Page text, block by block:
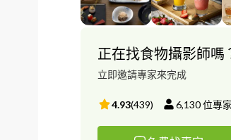
正在找食物攝影師嗎
立即邀請專家來完成
4.93(439) 6,130位專家